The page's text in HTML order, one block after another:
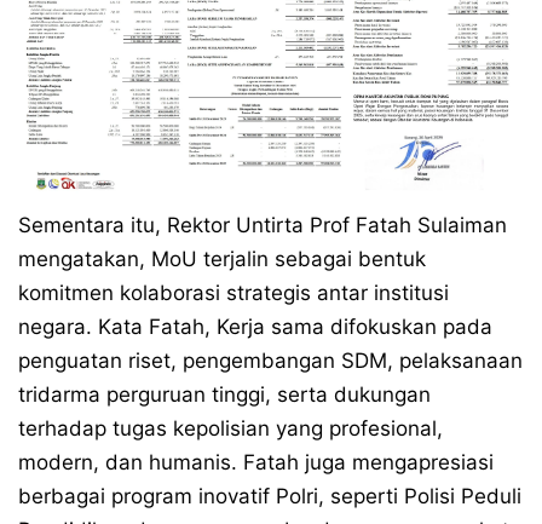
Sementara itu, Rektor Untirta Prof Fatah Sulaiman
mengatakan, MoU terjalin sebagai bentuk
komitmen kolaborasi strategis antar institusi
negara. Kata Fatah, Kerja sama difokuskan pada
penguatan riset, pengembangan SDM, pelaksanaan
tridarma perguruan tinggi, serta dukungan
terhadap tugas kepolisian yang profesional,
modern, dan humanis. Fatah juga mengapresiasi
berbagai program inovatif Polri, seperti Polisi Peduli